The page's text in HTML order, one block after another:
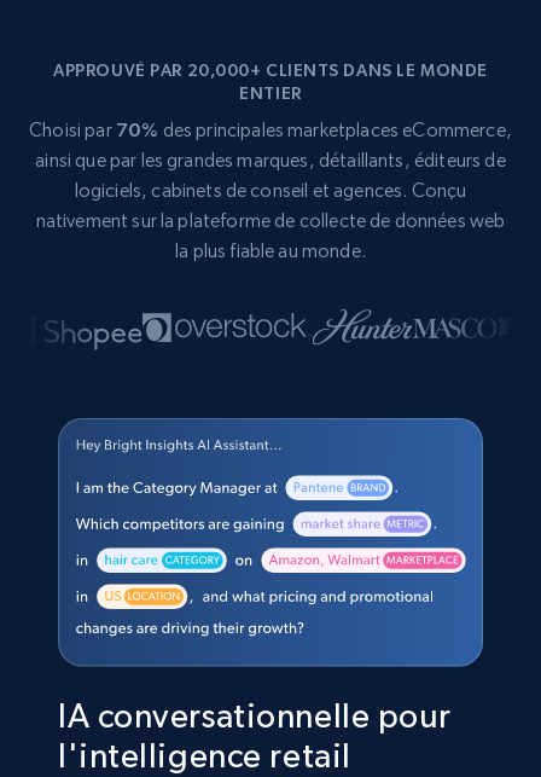
APPROUVÉ PAR 20,000+ CLIENTS DANS LE MONDE
ENTIER
Choisi par 70% des principales marketplaces eCommerce,
ainsi que par les grandes marques, détaillants, éditeurs de
logiciels, cabinets de conseil et agences. Conçu
nativement sur la plateforme de collecte de données web
la plus fiable au monde.
IA conversationnelle pour
l'intelligence retail